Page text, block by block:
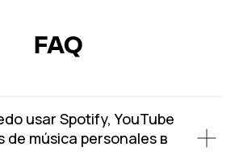
FAQ
usar Spotify, YouTube
de música personales в